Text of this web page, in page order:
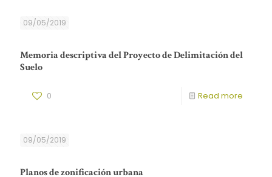
09/05/2019
Memoria descriptiva del Proyecto de Delimitación del
Suelo
0 Read more
09/05/2019
Planos de zonificación urbana